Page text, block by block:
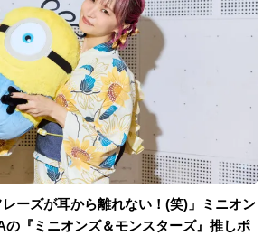
レーズが耳から離れない！(笑)」ミニオン
の『ミニオンズ＆モンスターズ』推しポ